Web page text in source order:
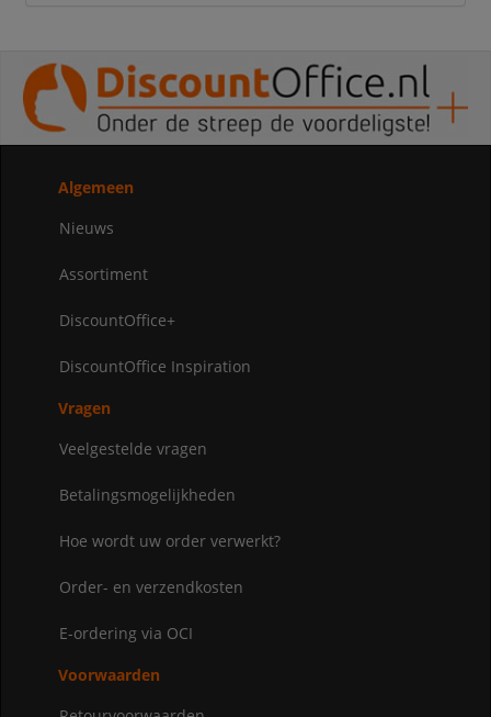
Algemeen
Nieuws
Assortiment
DiscountOffice+
DiscountOffice Inspiration
Vragen
Veelgestelde vragen
Betalingsmogelijkheden
Hoe wordt uw order verwerkt?
Order- en verzendkosten
E-ordering via OCI
Voorwaarden